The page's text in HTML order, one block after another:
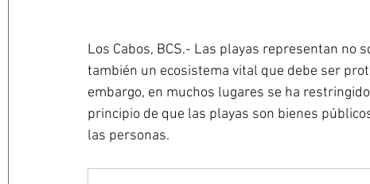
Los Cabos, BCS.- Las playas representan no
también un ecosistema vital que debe ser
embargo, en muchos lugares se ha
principio de que las playas son bienes
las personas.